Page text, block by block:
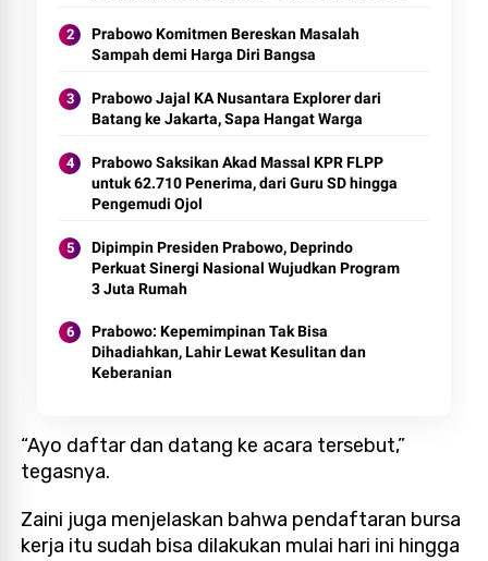
Prabowo Komitmen Bereskan Masalah
Sampah demi Harga Diri Bangsa
Prabowo Jajal KA Nusantara Explorer dari
Batang ke Jakarta, Sapa Hangat Warga
Prabowo Saksikan Akad Massal KPR FLPP
untuk 62.710 Penerima, dari Guru SD hingga
Pengemudi Ojol
Dipimpin Presiden Prabowo, Deprindo
Perkuat Sinergi Nasional Wujudkan Program
3 Juta Rumah
Prabowo: Kepemimpinan Tak Bisa
Dihadiahkan, Lahir Lewat Kesulitan dan
Keberanian
“Ayo daftar dan datang ke acara tersebut,”
tegasnya.
Zaini juga menjelaskan bahwa pendaftaran bursa
kerja itu sudah bisa dilakukan mulai hari ini hingga